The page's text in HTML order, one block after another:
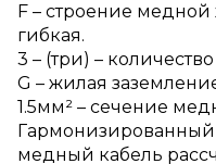
F – строение
гибкая.
3 – (три) –
G – жилая
1.5мм² – сечение
медный кабель